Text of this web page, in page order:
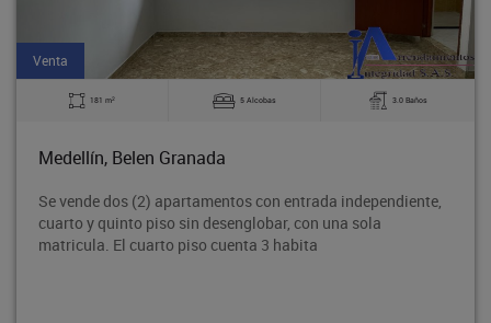
Venta
181 m2 5 Alcobas 3.0 Baños
Medellín, Belen Granada
Se vende dos (2) apartamentos con entrada independiente,
cuarto y quinto piso sin desenglobar, con una sola
matricula. El cuarto piso cuenta 3 habita